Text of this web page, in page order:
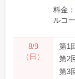
料金
ルコ
8/9
（日）
第1
第2
第3